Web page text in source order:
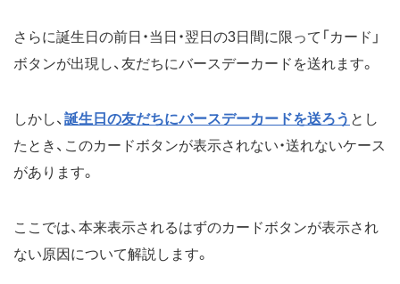
さらに誕生日の前日・当日・翌日の3日間に限って「カード」
ボタンが出現し、友だちにバースデーカードを送れます。
しかし、誕生日の友だちにバースデーカードを送ろう とし
たとき、このカードボタンが表示されない・送れないケース
があります。
ここでは、本来表示されるはずのカードボタンが表示され
ない原因について解説します。